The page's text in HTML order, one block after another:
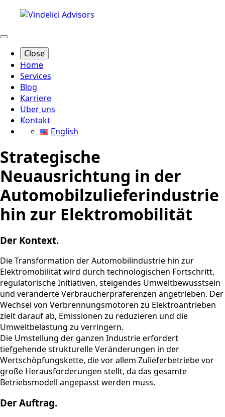
Close
Home
Services
Blog
Karriere
Über uns
Kontakt
English
Strategische
Neuausrichtung in der
Automobilzulieferindustrie
hin zur Elektromobilität
Der Kontext.
Die Transformation der Automobilindustrie hin zur
Elektromobilität wird durch technologischen Fortschritt,
regulatorische Initiativen, steigendes Umweltbewusstsein
und veränderte Verbraucherpräferenzen angetrieben. Der
Wechsel von Verbrennungsmotoren zu Elektroantrieben
zielt darauf ab, Emissionen zu reduzieren und die
Umweltbelastung zu verringern.
Die Umstellung der ganzen Industrie erfordert
tiefgehende strukturelle Veränderungen in der
Wertschöpfungskette, die vor allem Zulieferbetriebe vor
große Herausforderungen stellt, da das gesamte
Betriebsmodell angepasst werden muss.
Der Auftrag.